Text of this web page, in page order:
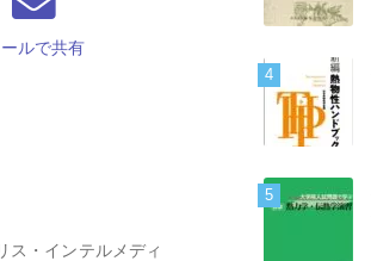
ールで共有
・インテルメディ